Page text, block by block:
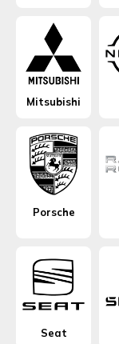
Mitsubishi
Porsche
Seat